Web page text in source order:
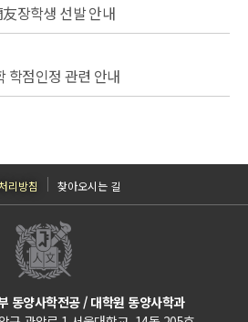
장학생 선발 안내
학점인정 관련 안내
리방침 찾아오시는 길
동양사학전공 / 대학원 동양사학과